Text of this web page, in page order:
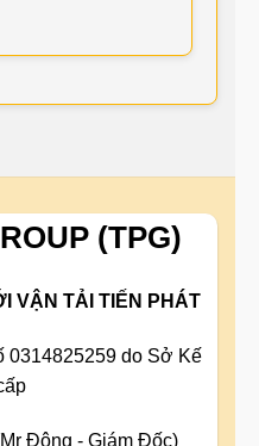
(TPG)
VẬN TẢI TIẾN PHÁT
0314825259 do Sở Kế
Đông - Giám Đốc)